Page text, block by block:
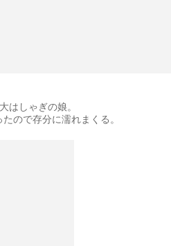
はしゃぎの娘。
ので存分に濡れまくる。